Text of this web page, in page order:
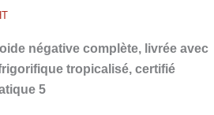
négative complète, livrée avec
tropicalisé, certifié
5